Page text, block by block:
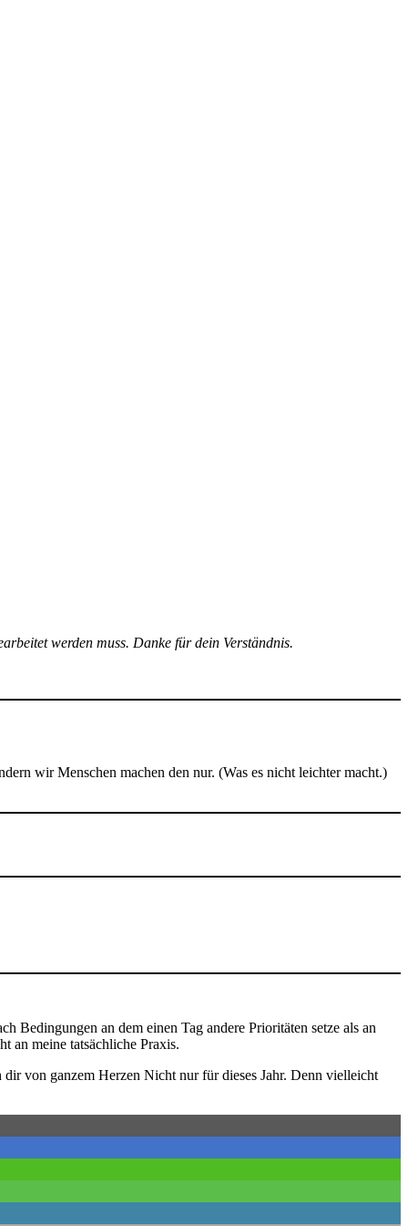
werden muss. Danke für dein Verständnis.
wir Menschen machen den nur. (Was es nicht leichter macht.)
Bedingungen an dem einen Tag andere Prioritäten setze als an
an meine tatsächliche Praxis.
dir von ganzem Herzen Nicht nur für dieses Jahr. Denn vielleicht